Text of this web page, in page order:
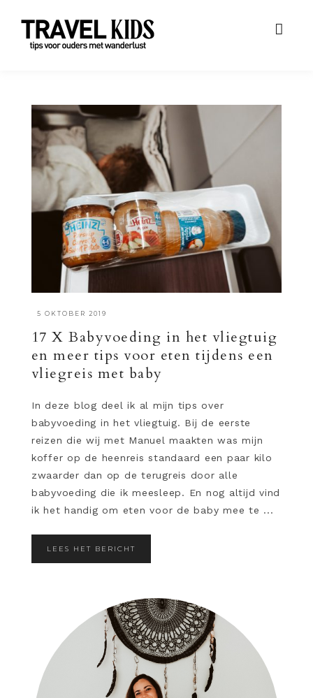
5 OKTOBER 2019
17 X Babyvoeding in het vliegtuig
en meer tips voor eten tijdens een
vliegreis met baby
In deze blog deel ik al mijn tips over
babyvoeding in het vliegtuig. Bij de eerste
reizen die wij met Manuel maakten was mijn
koffer op de heenreis standaard een paar kilo
zwaarder dan op de terugreis door alle
babyvoeding die ik meesleep. En nog altijd vind
ik het handig om eten voor de baby mee te ...
LEES HET BERICHT